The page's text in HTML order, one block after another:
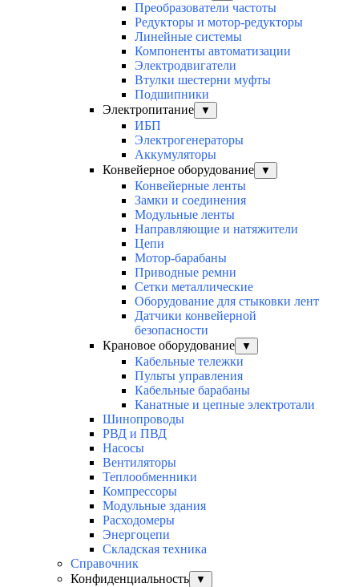
Преобразователи частоты
Редукторы и мотор-редукторы
Линейные системы
Компоненты автоматизации
Электродвигатели
Втулки шестерни муфты
Подшипники
Электропитание
▼
ИБП
Электрогенераторы
Аккумуляторы
Конвейерное оборудование
▼
Конвейерные ленты
Замки и соединения
Модульные ленты
Направляющие и натяжители
Цепи
Мотор-барабаны
Приводные ремни
Сетки металлические
Оборудование для стыковки лент
Датчики конвейерной
безопасности
Крановое оборудование
▼
Кабельные тележки
Пульты управления
Кабельные барабаны
Канатные и цепные электротали
Шинопроводы
РВД и ПВД
Насосы
Вентиляторы
Теплообменники
Компрессоры
Модульные здания
Расходомеры
Энергоцепи
Складская техника
Справочник
Конфиденциальность
▼